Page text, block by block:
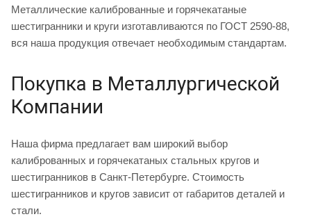
Металлические калиброванные и горячекатаные
шестигранники и круги изготавливаются по ГОСТ 2590-88,
вся наша продукция отвечает необходимым стандартам.
Покупка в Металлургической
Компании
Наша фирма предлагает вам широкий выбор
калиброванных и горячекатаных стальных кругов и
шестигранников в Санкт-Петербурге. Стоимость
шестигранников и кругов зависит от габаритов деталей и
стали.